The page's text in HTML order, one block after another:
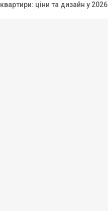
квартири: ціни та дизайн у 2026